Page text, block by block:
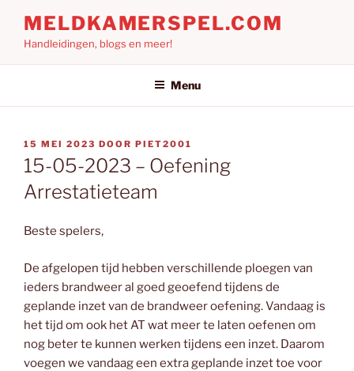
inhoud
MELDKAMERSPEL.COM
Handleidingen, blogs en meer!
Menu
GEPLAATST
OP
15 MEI 2023 DOOR PIET2001
15-05-2023 – Oefening
Arrestatieteam
Beste spelers,
De afgelopen tijd hebben verschillende ploegen van
ieders brandweer al goed geoefend tijdens de
geplande inzet van de brandweer oefening. Vandaag is
het tijd om ook het AT wat meer te laten oefenen om
nog beter te kunnen werken tijdens een inzet. Daarom
voegen we vandaag een extra geplande inzet toe voor